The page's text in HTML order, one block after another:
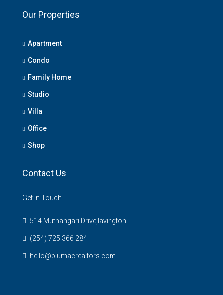
Our Properties
Apartment
Condo
Family Home
Studio
Villa
Office
Shop
Contact Us
Get In Touch
514 Muthangari Drive,lavington
(254) 725 366 284
hello@blumacrealtors.com